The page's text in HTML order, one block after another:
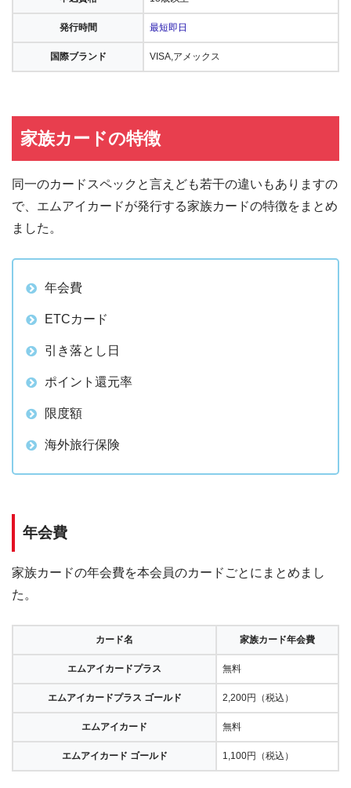
発行時間 最短即日
国際ブランド VISA,アメックス
家族カードの特徴
同一のカードスペックと言えども若干の違いもありますの
で、エムアイカードが発行する家族カードの特徴をまとめ
ました。
年会費
ETCカード
引き落とし日
ポイント還元率
限度額
海外旅行保険
年会費
家族カードの年会費を本会員のカードごとにまとめまし
た。
カード名 家族カード年会費
エムアイカードプラス 無料
エムアイカードプラス ゴールド 2,200円（税込）
エムアイカード 無料
エムアイカード ゴールド 1,100円（税込）